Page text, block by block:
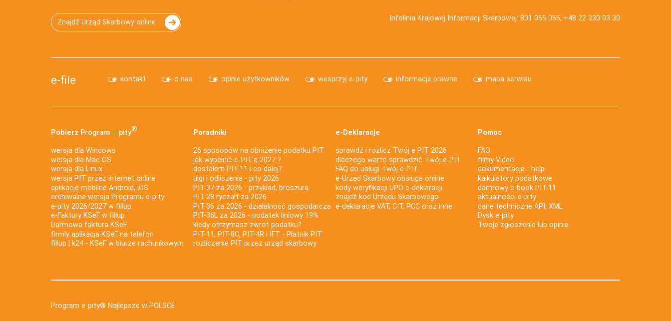
Znajdź Urząd Skarbowy online Infolinia Krajowej Informacji Skarbowej: 801 055 055, +48 22 330 03 30
e-file kontakt o nas opinie użytkowników wesprzyj e-pity informacje prawne mapa serwisu
Pobierz Program e‑pity®
wersja dla Windows
wersja dla Mac OS
wersja dla Linux
wersja PIT przez internet online
aplikacje mobilne Android, iOS
archiwalna wersja Programu e-pity
e-pity 2026/2027 w fillup
e‑Faktury KSeF w fillup
Darmowa faktura KSeF
firmly aplikacja KSeF na telefon
fillup | k24 - KSeF w biurze rachunkowym
Poradniki
26 sposobów na obniżenie podatku PIT
jak wypełnić e-PIT'a 2027 ?
dostałem PIT-11 i co dalej?
ulgi i odliczenia - pity 2026
PIT-37 za 2026 - przykład, broszura
PIT-28 ryczałt za 2026
PIT-36 za 2026 - działalność gospodarcza
PIT-36L za 2026 - podatek liniowy 19%
kiedy otrzymasz zwrot podatku?
PIT-11, PIT-8C, PIT-4R i IFT - Płatnik PIT
rozliczenie PIT przez urząd skarbowy
e-Deklaracje
sprawdź i rozlicz Twój e PIT 2026
dlaczego warto sprawdzić Twój e-PIT
FAQ do usługi Twój e-PIT
e-Urząd Skarbowy obsługa online
kody weryfikacji UPO e-deklaracji
znajdź kod Urzędu Skarbowego
e-deklaracje VAT, CIT, PCC oraz inne
Pomoc
FAQ
filmy Video
dokumentacja - help
kalkulatory podatkowe
darmowy e-book PIT-11
aktualności e-pity
dane techniczne API, XML
Dysk e-pity
Twoje zgłoszenie lub opinia
Program e-pity® Najlepsze w POLSCE.